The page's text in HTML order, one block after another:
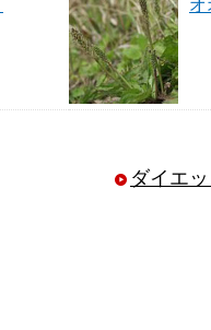
オ
ダイエ